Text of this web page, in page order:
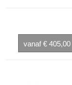
vanaf € 405,00